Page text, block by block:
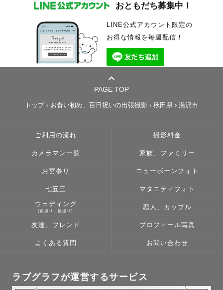
おともだち募集中！
LINE公式アカウント限定の
お得な情報を毎週配信！
PAGE TOP
トップ › お食い初め、百日祝いの出張撮影 › 秋田県 › 湯沢市
ご利用の流れ 撮影料金
カメラマン一覧 家族、ファミリー
お宮参り ニューボーンフォト
七五三 マタニティフォト
ウェディング
(前撮り、後撮り)
恋人、カップル
友達、フレンド プロフィール写真
よくある質問 お問い合わせ
ラブグラフが運営するサービス